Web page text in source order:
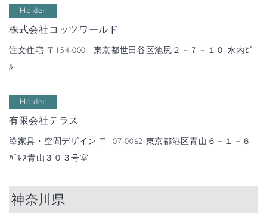
Holder
株式会社コッツワールド
注文住宅 〒154-0001 東京都世田谷区池尻２－７－１０ 水内ﾋﾞ
ﾙ
Holder
有限会社テラス
塗家具・空間デザイン 〒107-0062 東京都港区青山６－１－６
ﾊﾟﾚｽ青山３０３号室
神奈川県